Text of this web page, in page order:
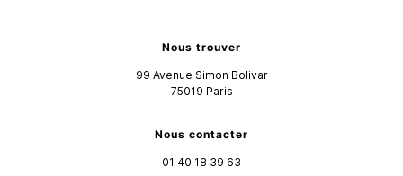
Nous trouver
99 Avenue Simon Bolivar
75019 Paris
Nous contacter
01 40 18 39 63